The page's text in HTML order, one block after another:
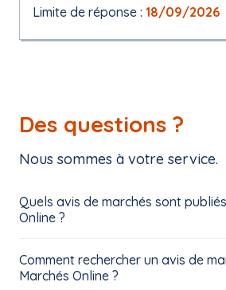
Limite de réponse : 18/09/2026
Des questions ?
Nous sommes à votre service.
Quels avis de marchés sont
Online ?
Comment rechercher un avis de
Marchés Online ?